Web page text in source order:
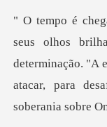
determinação. "A